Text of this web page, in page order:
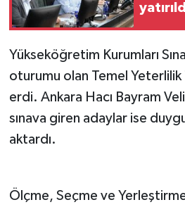
Yükseköğretim Kurumları
oturumu olan Temel Yeterlilik
erdi. Ankara Hacı Bayram
sınava giren adaylar ise
aktardı.
Ölçme, Seçme ve